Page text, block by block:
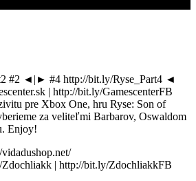
#2 ◄|► #4 http://bit.ly/Ryse_Part4 ◄
| http://bit.ly/GamescenterFB
pre Xbox One, hru Ryse: Son of
za veliteľmi Barbarov, Oswaldom
Enjoy!
| http://bit.ly/ZdochliakkFB